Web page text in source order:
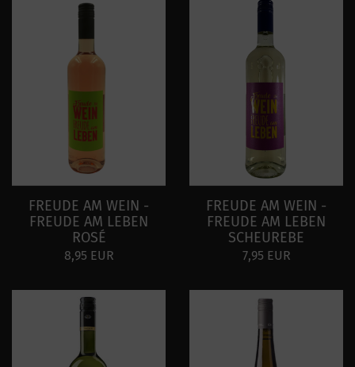
FREUDE AM WEIN -
FREUDE AM LEBEN
ROSÉ
8,95 EUR
FREUDE AM WEIN -
FREUDE AM LEBEN
SCHEUREBE
7,95 EUR